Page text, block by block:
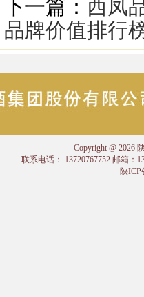
下一篇： 西凤
品牌价值排行
Copyright @ 2026
联系电话： 13720767752 邮箱：
陕ICP